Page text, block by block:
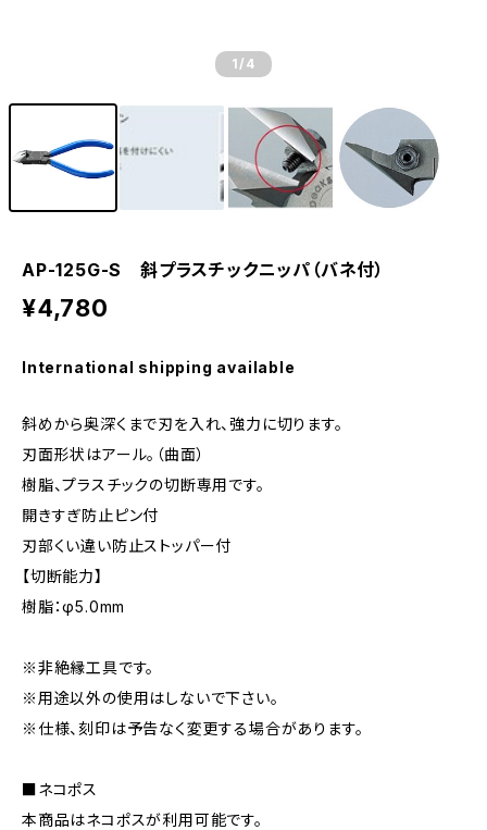
1 /4
AP-125G-S 斜プラスチックニッパ（バネ付）
¥4,780
International shipping available
斜めから奥深くまで刃を入れ、強力に切ります。
刃面形状はアール。（曲面）
樹脂、プラスチックの切断専用です。
開きすぎ防止ピン付
刃部くい違い防止ストッパー付
【切断能力】
樹脂：φ5.0mm
※非絶縁工具です。
※用途以外の使用はしないで下さい。
※仕様、刻印は予告なく変更する場合があります。
■ネコポス
本商品はネコポスが利用可能です。